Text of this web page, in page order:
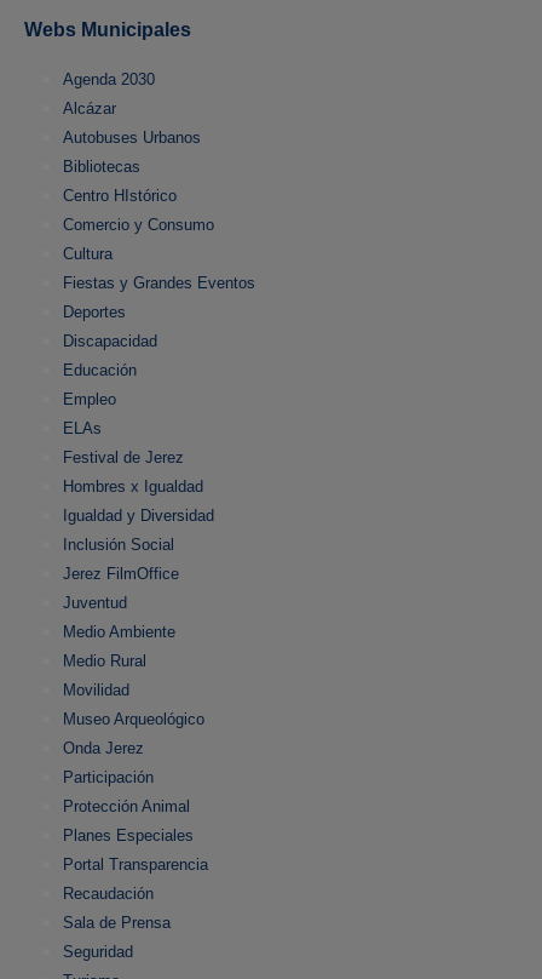
Webs Municipales
Agenda 2030
Alcázar
Autobuses Urbanos
Bibliotecas
Centro HIstórico
Comercio y Consumo
Cultura
Fiestas y Grandes Eventos
Deportes
Discapacidad
Educación
Empleo
ELAs
Festival de Jerez
Hombres x Igualdad
Igualdad y Diversidad
Inclusión Social
Jerez FilmOffice
Juventud
Medio Ambiente
Medio Rural
Movilidad
Museo Arqueológico
Onda Jerez
Participación
Protección Animal
Planes Especiales
Portal Transparencia
Recaudación
Sala de Prensa
Seguridad